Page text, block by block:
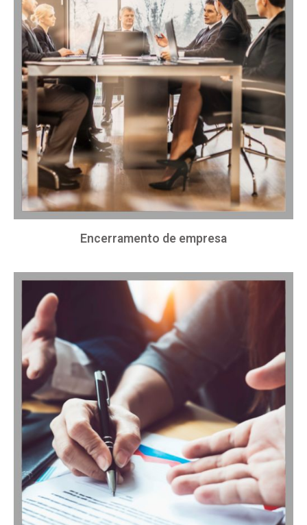
Encerramento de empresa